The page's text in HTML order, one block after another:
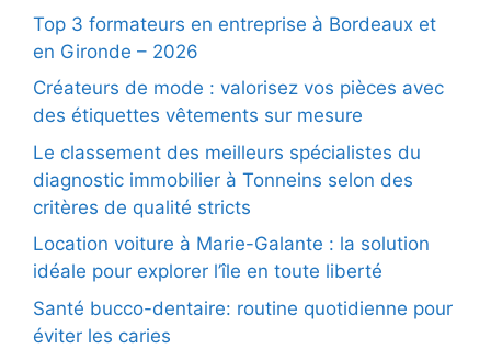
Top 3 formateurs en entreprise à Bordeaux et
en Gironde – 2026
Créateurs de mode : valorisez vos pièces avec
des étiquettes vêtements sur mesure
Le classement des meilleurs spécialistes du
diagnostic immobilier à Tonneins selon des
critères de qualité stricts
Location voiture à Marie-Galante : la solution
idéale pour explorer l’île en toute liberté
Santé bucco-dentaire: routine quotidienne pour
éviter les caries